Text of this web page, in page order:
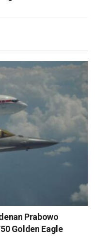
Prabowo
Golden Eagle